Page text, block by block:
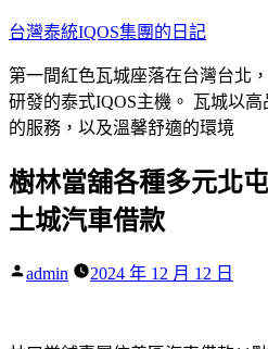
跳
主
要
內
台灣泰統IQOS集團的日記
第一間紅色瓦城座落在台灣台北
研發的泰式IQOS主機。 瓦城以
的服務，以及溫馨舒適的環境
樹林當舖各種多元北
土城汽車借款
作
admin 2024 年 12 月 12 日